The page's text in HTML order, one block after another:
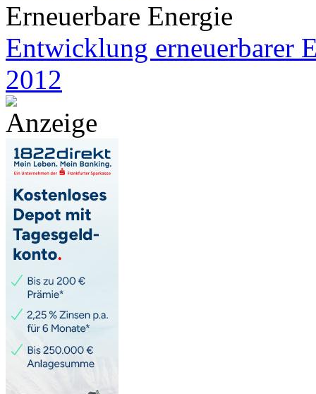
Erneuerbare Energie
Entwicklung erneuerbarer
2012
Anzeige